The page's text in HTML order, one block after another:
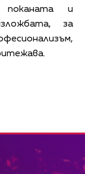
и
за